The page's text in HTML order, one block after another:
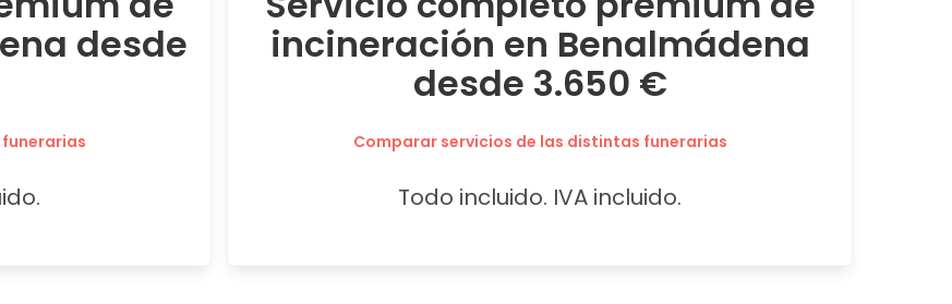
desde
incineración en Benalmádena
desde 3.650 €
Comparar servicios de las distintas funerarias
Todo incluido. IVA incluido.